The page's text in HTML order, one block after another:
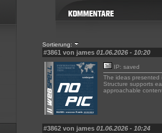
Sortierung:
#3861 von james 01.06.2026 - 10:20
IP: saved
The ideas presented
Structure supports
approachable
#3862 von james 01.06.2026 - 10:24